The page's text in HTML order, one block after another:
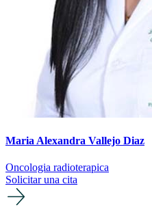
Maria Alexandra Vallejo Diaz
Oncologia radioterapica
Solicitar una cita